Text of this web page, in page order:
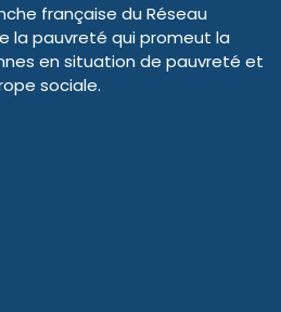
française du Réseau
la pauvreté qui promeut la
en situation de pauvreté et
sociale.